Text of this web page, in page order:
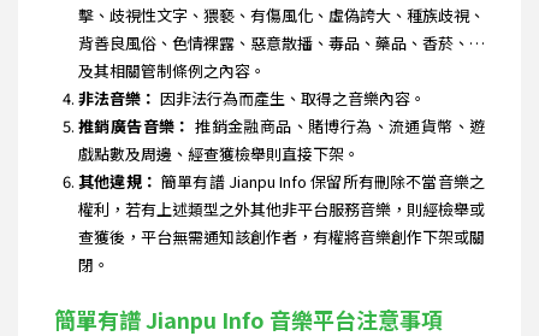
擊、歧視性文字、猥褻、有傷風化、虛偽誇大、種族歧視、
背善良風俗、色情裸露、惡意散播、毒品、藥品、香菸、…
及其相關管制條例之內容。
非法音樂： 因非法行為而產生、取得之音樂內容。
推銷廣告音樂： 推銷金融商品、賭博行為、流通貨幣、遊
戲點數及周邊、經查獲檢舉則直接下架。
其他違規： 簡單有譜 Jianpu Info 保留所有刪除不當音樂之
權利，若有上述類型之外其他非平台服務音樂，則經檢舉或
查獲後，平台無需通知該創作者，有權將音樂創作下架或關
閉。
簡單有譜 Jianpu Info 音樂平台注意事項